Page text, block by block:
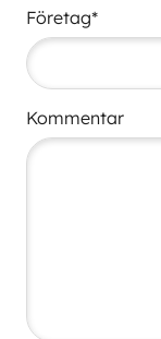
Företag*
Kommentar